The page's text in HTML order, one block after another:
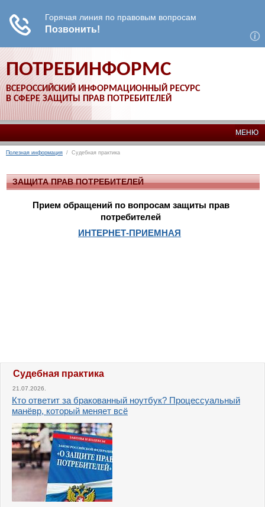
ПОТРЕБИНФОРМС
ВСЕРОССИЙСКИЙ ИНФОРМАЦИОННЫЙ РЕСУРС
В СФЕРЕ ЗАЩИТЫ ПРАВ ПОТРЕБИТЕЛЕЙ
МЕНЮ
Полезная информация / Судебная практика
ЗАЩИТА ПРАВ ПОТРЕБИТЕЛЕЙ
Прием обращений по вопросам защиты прав
потребителей
ИНТЕРНЕТ-ПРИЕМНАЯ
Судебная практика
21.07.2026.
Кто ответит за бракованный ноутбук? Процессуальный
манёвр, который меняет всё